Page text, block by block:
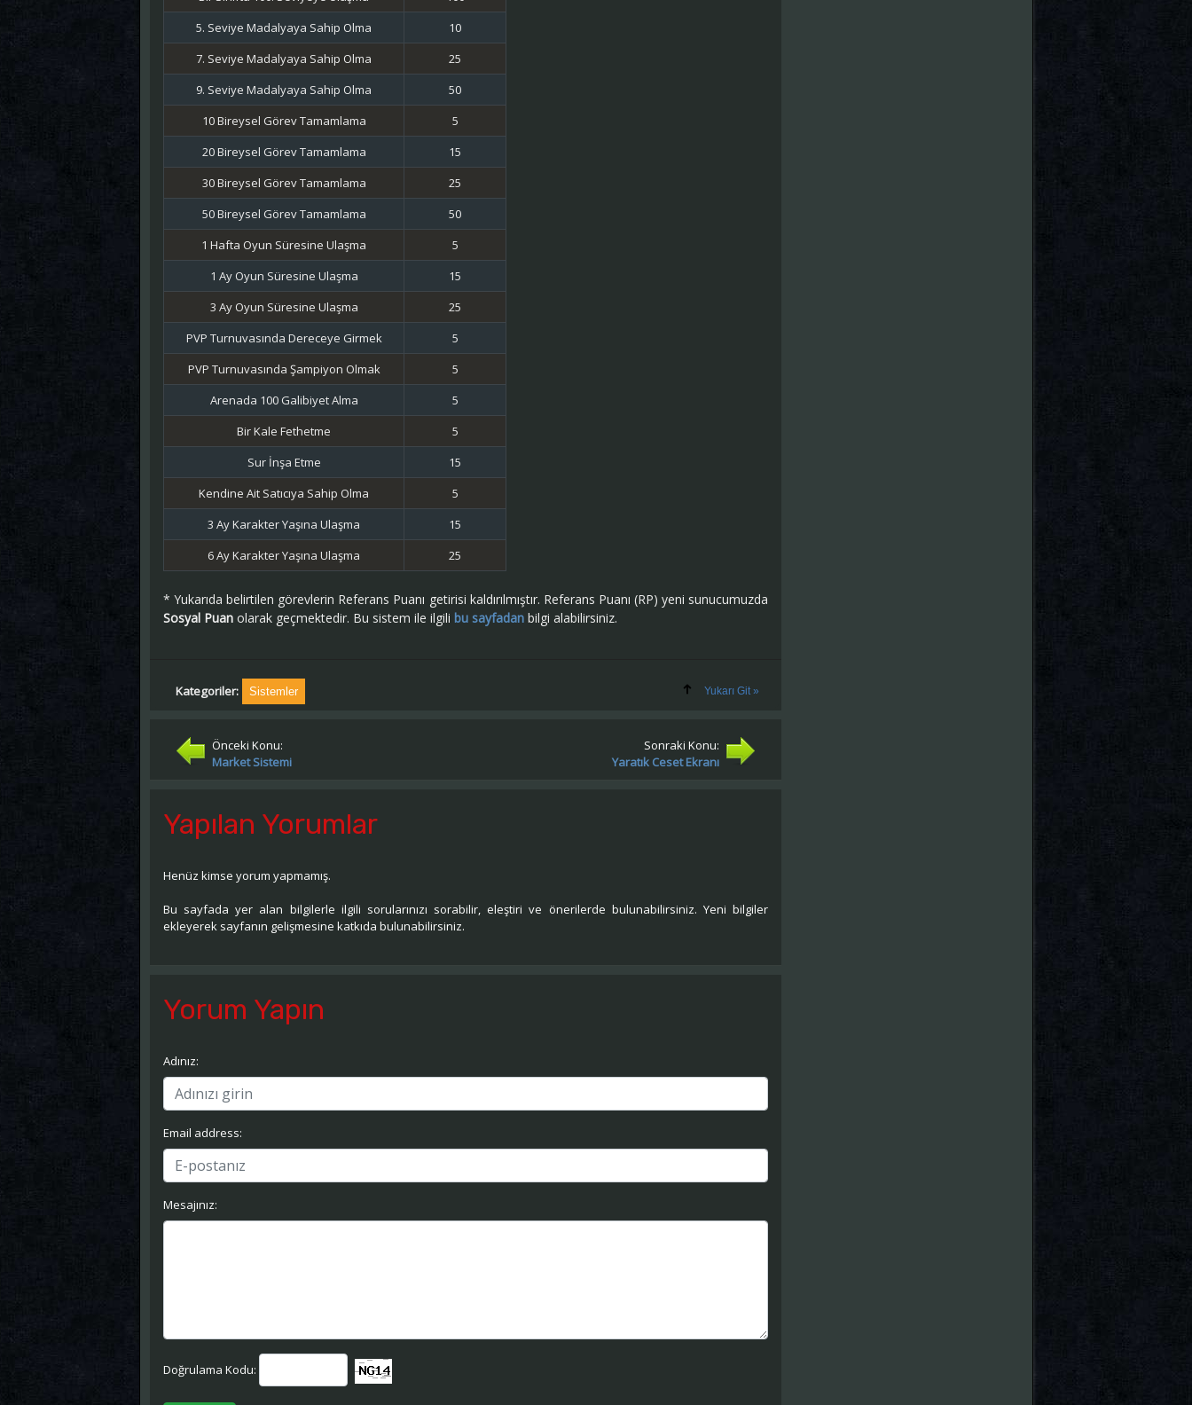
5. Seviye Madalyaya Sahip Olma
10
7. Seviye Madalyaya Sahip Olma
25
9. Seviye Madalyaya Sahip Olma
50
10 Bireysel Görev Tamamlama
5
20 Bireysel Görev Tamamlama
15
30 Bireysel Görev Tamamlama
25
50 Bireysel Görev Tamamlama
50
1 Hafta Oyun Süresine Ulaşma
5
1 Ay Oyun Süresine Ulaşma
15
3 Ay Oyun Süresine Ulaşma
25
PVP Turnuvasında Dereceye Girmek
5
PVP Turnuvasında Şampiyon Olmak
5
Arenada 100 Galibiyet Alma
5
Bir Kale Fethetme
5
Sur İnşa Etme
15
Kendine Ait Satıcıya Sahip Olma
5
3 Ay Karakter Yaşına Ulaşma
15
6 Ay Karakter Yaşına Ulaşma
25
* Yukarıda belirtilen görevlerin Referans Puanı getirisi kaldırılmıştır. Referans Puanı (RP) yeni sunucumuzda
Sosyal Puan olarak geçmektedir. Bu sistem ile ilgili bu sayfadan bilgi alabilirsiniz.
Kategoriler: Sistemler Yukarı Git »
Önceki Konu:
Market Sistemi
Sonraki Konu:
Yaratık Ceset Ekranı
Yapılan Yorumlar
Henüz kimse yorum yapmamış.
Bu sayfada yer alan bilgilerle ilgili sorularınızı sorabilir, eleştiri ve önerilerde bulunabilirsiniz. Yeni bilgiler
ekleyerek sayfanın gelişmesine katkıda bulunabilirsiniz.
Yorum Yapın
Adınız:
Email address:
Mesajınız:
Doğrulama Kodu: